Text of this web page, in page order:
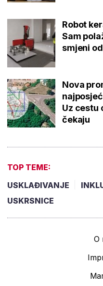
Robot
Sam
smjeni
Nova
Uz cestu
čekaju
TOP TEME:
USKLAĐIVANJE
USKRSNICE
O